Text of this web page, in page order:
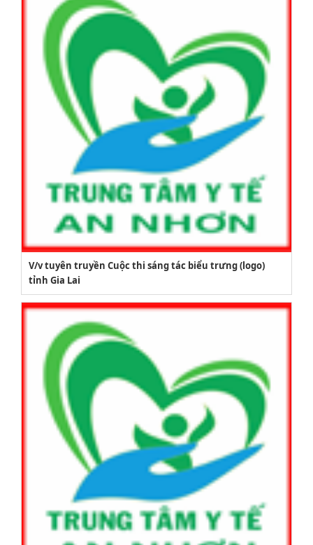
V/v tuyên truyền Cuộc thi sáng tác biểu trưng (logo)
tỉnh Gia Lai
2164/QĐUBND
Quyết định phê duyệt danh mục vị trí việc làm